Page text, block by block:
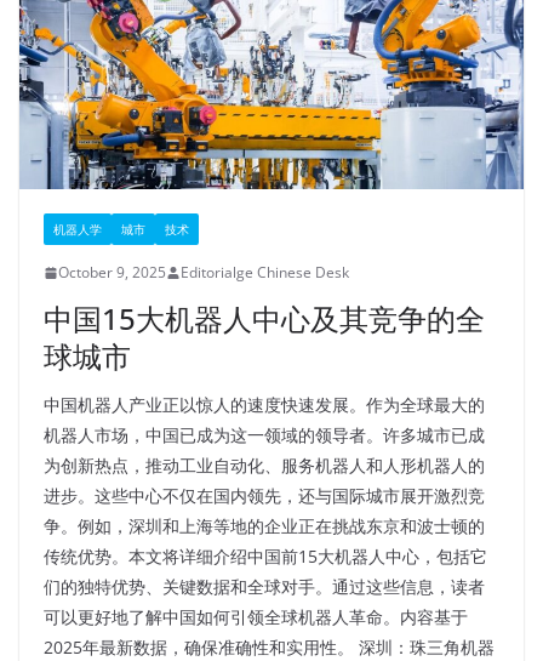
机器人学 城市 技术
October 9, 2025 Editorialge Chinese Desk
中国15大机器人中心及其竞争的全
球城市
中国机器人产业正以惊人的速度快速发展。作为全球最大的
机器人市场，中国已成为这一领域的领导者。许多城市已成
为创新热点，推动工业自动化、服务机器人和人形机器人的
进步。这些中心不仅在国内领先，还与国际城市展开激烈竞
争。例如，深圳和上海等地的企业正在挑战东京和波士顿的
传统优势。本文将详细介绍中国前15大机器人中心，包括它
们的独特优势、关键数据和全球对手。通过这些信息，读者
可以更好地了解中国如何引领全球机器人革命。内容基于
2025年最新数据，确保准确性和实用性。 深圳：珠三角机器